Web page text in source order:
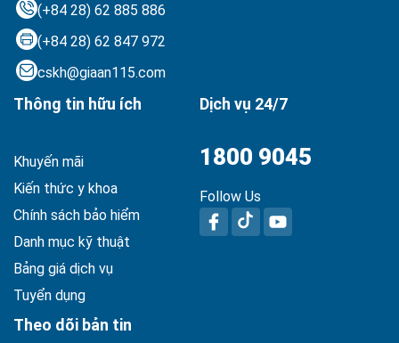
(+84 28) 62 885 886
(+84 28) 62 847 972
cskh@giaan115.com
Thông tin hữu ích
Khuyến mãi
Kiến thức y khoa
Chính sách bảo hiểm
Danh mục kỹ thuật
Bảng giá dịch vụ
Tuyển dụng
Dịch vụ 24/7
1800 9045
Follow Us
Theo dõi bản tin